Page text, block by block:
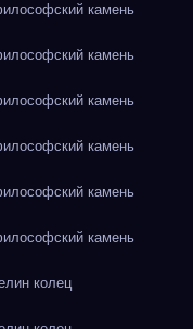
камень
камень
камень
камень
камень
камень
колец